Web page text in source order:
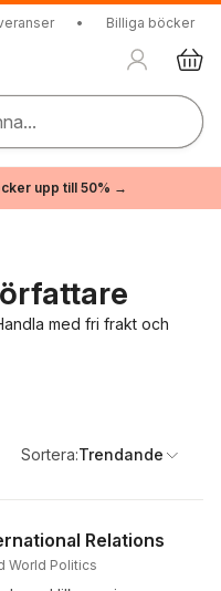
• Billiga böcker
upp till 50% →
med fri frakt och
Sortera:Trendande
Relations
World Politics